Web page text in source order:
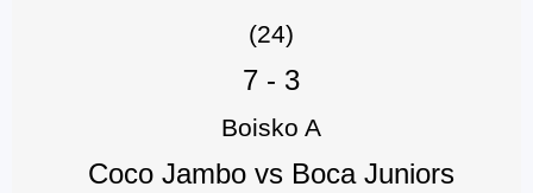
(24)
7- 3
Boisko A
Coco Jambo vs Boca Juniors